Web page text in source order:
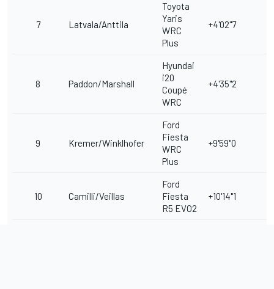
7 Latvala/Anttila
Toyota
Yaris
WRC
Plus
+4'02"7
8 Paddon/Marshall
Hyundai
i20
Coupé
WRC
+4'35"2
9 Kremer/Winklhofer
Ford
Fiesta
WRC
Plus
+9'59"0
10 Camilli/Veillas
Ford
Fiesta
R5 EVO2
+10'14"1